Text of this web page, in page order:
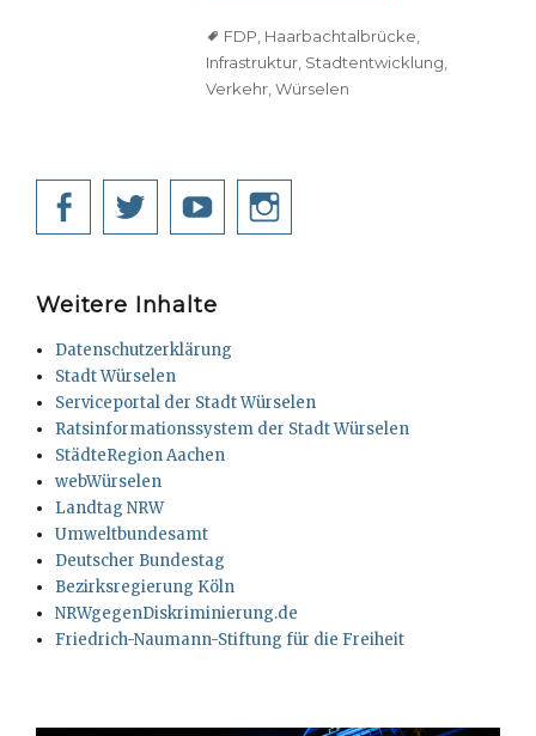
TagsFDP Haarbachtalbrücke
Infrastruktur Stadtentwicklung
Verkehr ,Würselen
Facebook
TwitterYouTube
Weitere Inhalte
Datenschutzerklärung
Stadt Würselen
Serviceportal der Stadt Würselen
Ratsinformationssystem der Stadt Würselen
StädteRegion Aachen
webWürselen
Landtag NRW
Umweltbundesamt
Deutscher Bundestag
Bezirksregierung Köln
NRWgegenDiskriminierung.de
Friedrich-Naumann-Stiftung für die Freiheit